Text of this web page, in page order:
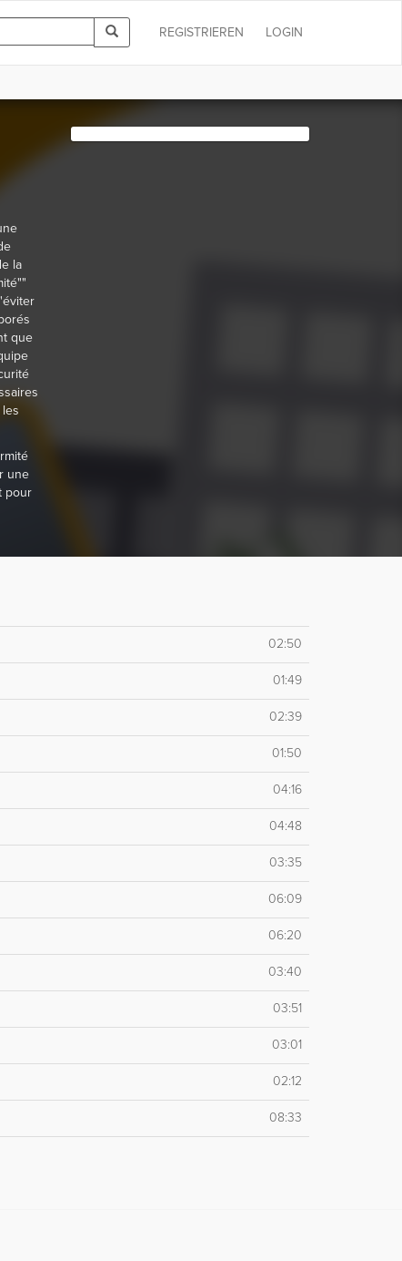
LOGIN
REGISTRIEREN
la
que
une
pour
02:50
01:49
02:39
01:50
04:16
04:48
03:35
06:09
06:20
03:40
03:51
03:01
02:12
08:33